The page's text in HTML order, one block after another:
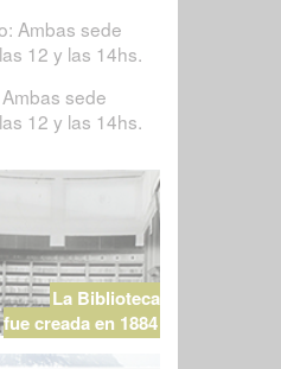
Ambas sede
12 y las 14hs.
sede
12 y las 14hs.
La Biblioteca
fue creada en 1884